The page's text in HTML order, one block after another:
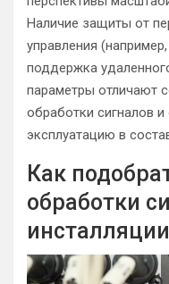
Наличие защиты от
управления
поддержка
параметры отличают
обработки сигналов
эксплуатацию в
Как
обработки
инсталляции